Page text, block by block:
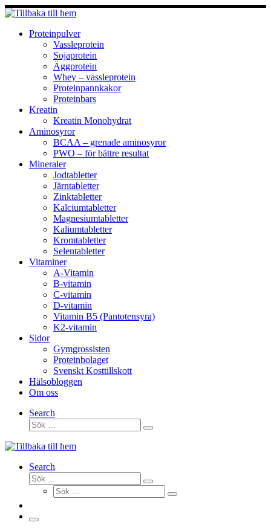
Hoppa
till
innehållProteinpulver
Vassleprotein
Sojaprotein
Äggprotein
Whey – vassleprotein
Proteinpannkakor
Proteinbars
Kreatin
Kreatin Monohydrat
Aminosyror
BCAA – grenade aminosyror
PWO – för bättre resultat
Mineraler
Jodtabletter
Järntabletter
Zinktabletter
Kalciumtabletter
Magnesiumtabletter
Kaliumtabletter
Kromtabletter
Selentabletter
Vitaminer
A-Vitamin
B-vitamin
C-vitamin
D-vitamin
Vitamin B5 (Pantotensyra)
K2-vitamin
Sidor
Gymgrossisten
Proteinbolaget
Svenskt Kosttillskott
Hälsobloggen
Om oss
Search
Sök
Sök
Search
Sök
Sök
Sök
Sök
Meny